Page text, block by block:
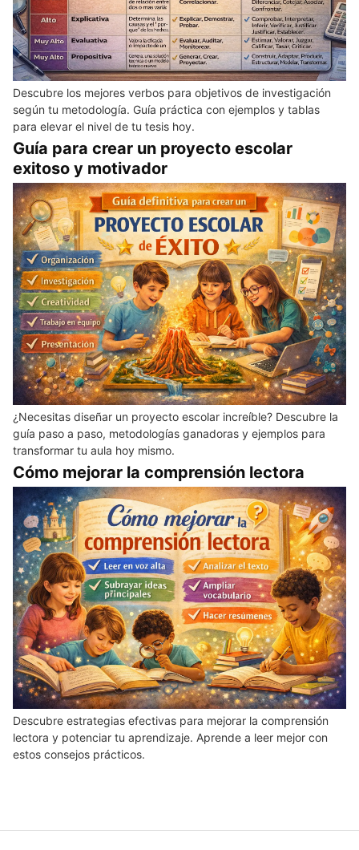
Descubre los mejores verbos para objetivos de investigación
según tu metodología. Guía práctica con ejemplos y tablas
para elevar el nivel de tu tesis hoy.
Guía para crear un proyecto escolar
exitoso y motivador
¿Necesitas diseñar un proyecto escolar increíble? Descubre la
guía paso a paso, metodologías ganadoras y ejemplos para
transformar tu aula hoy mismo.
Cómo mejorar la comprensión lectora
Descubre estrategias efectivas para mejorar la comprensión
lectora y potenciar tu aprendizaje. Aprende a leer mejor con
estos consejos prácticos.